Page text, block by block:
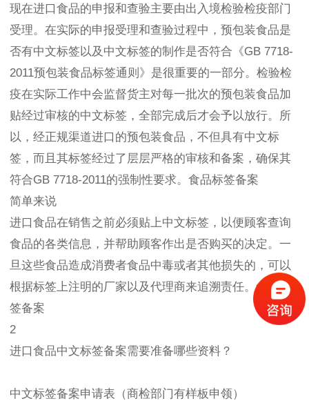
现在进口食品的申报和查验主要由出入境检验检疫部门
受理。在实际的申报受理和查验过程中，预包装食品是
否有中文标签以及中文标签的制作是否符合《GB 7718-
2011预包装食品标签通则》是很重要的一部分。检验检
疫在实际工作中会监督货主对每一批次的预包装食品加
贴经过审核的中文标签，全部完成后才会予以放行。所
以，经正规渠道进口的预包装食品，不但具有中文标
签，而且其标签经过了层层严格的审核和备案，确保其
符合GB 7718-2011的强制性要求。食品标签备案
简单来说
进口食品在销售之前必须贴上中文标签，以便顾客查询
食品的各类信息，并帮助顾客作出是否购买的决定。一
旦这些食品造成消费者食品中毒或者其他损失的，可以
根据标签上注明的厂家以及代理商来追溯责任。食品标
签备案
2
进口食品中文标签备案需要准备哪些资料？
中文标签备案申请表（商检部门有样板申领）